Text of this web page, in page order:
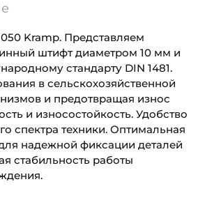
Kramp. Представляем
штифт диаметром 10 мм и
стандарту DIN 1481.
в сельскохозяйственной
и предотвращая износ
и износостойкость. Удобство
спектра техники. Оптимальная
надежной фиксации деталей
стабильность работы